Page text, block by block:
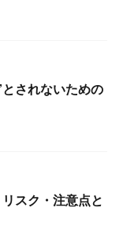
されないための
スク・注意点と